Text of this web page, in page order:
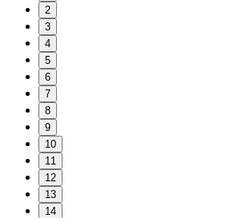
2
3
4
5
6
7
8
9
10
11
12
13
14